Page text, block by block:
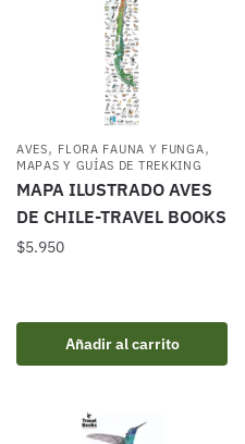
AVES, FLORA FAUNA Y FUNGA,
MAPAS Y GUÍAS DE TREKKING
MAPA ILUSTRADO AVES
DE CHILE-TRAVEL BOOKS
$5.950
Añadir al carrito